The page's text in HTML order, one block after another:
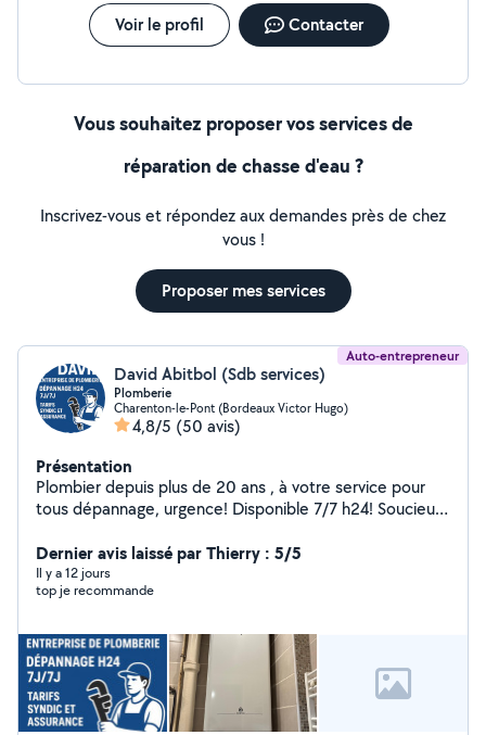
Voir le profil Contacter
Vous souhaitez proposer vos services de
réparation de chasse d'eau ?
Inscrivez-vous et répondez aux demandes près de chez
vous !
Proposer mes services
Auto-entrepreneur
David Abitbol (Sdb services)
Plomberie
Charenton-le-Pont (Bordeaux Victor Hugo)
4,8/5 (50 avis)
Présentation
Plombier depuis plus de 20 ans , à votre service pour
tous dépannage, urgence! Disponible 7/7 h24! Soucieux
absolue. Honnête et professionnel Mes tarifs sont
transparents et plus que correct pour une qualité
irréprochable. Factures et garantie pour tous mes
Dernier avis laissé par Thierry : 5/5
Il y a 12 jours
top je recommande